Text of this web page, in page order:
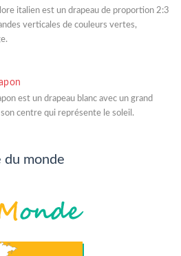
italien est un drapeau de proportion 2:3
verticales de couleurs vertes,
est un drapeau blanc avec un grand
centre qui représente le soleil.
du monde